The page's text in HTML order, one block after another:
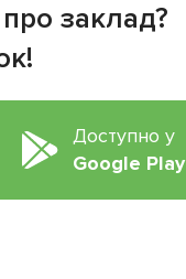
заклад?
Доступно у
Google Play